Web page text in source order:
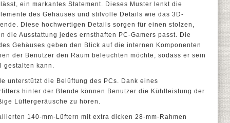
ein markantes Statement. Dieses Muster lenkt die
des Gehäuses und stilvolle Details wie das 3D-
Diese hochwertigen Details sorgen für einen stolzen,
die Ausstattung jedes ernsthaften PC-Gamers passt. Die
Gehäuses geben den Blick auf die internen Komponenten
der Benutzer den Raum beleuchten möchte, sodass er sein
kann.
unterstützt die Belüftung des PCs. Dank eines
hinter der Blende können Benutzer die Kühlleistung der
Lüftergeräusche zu hören.
140-mm-Lüftern mit extra dicken 28-mm-Rahmen